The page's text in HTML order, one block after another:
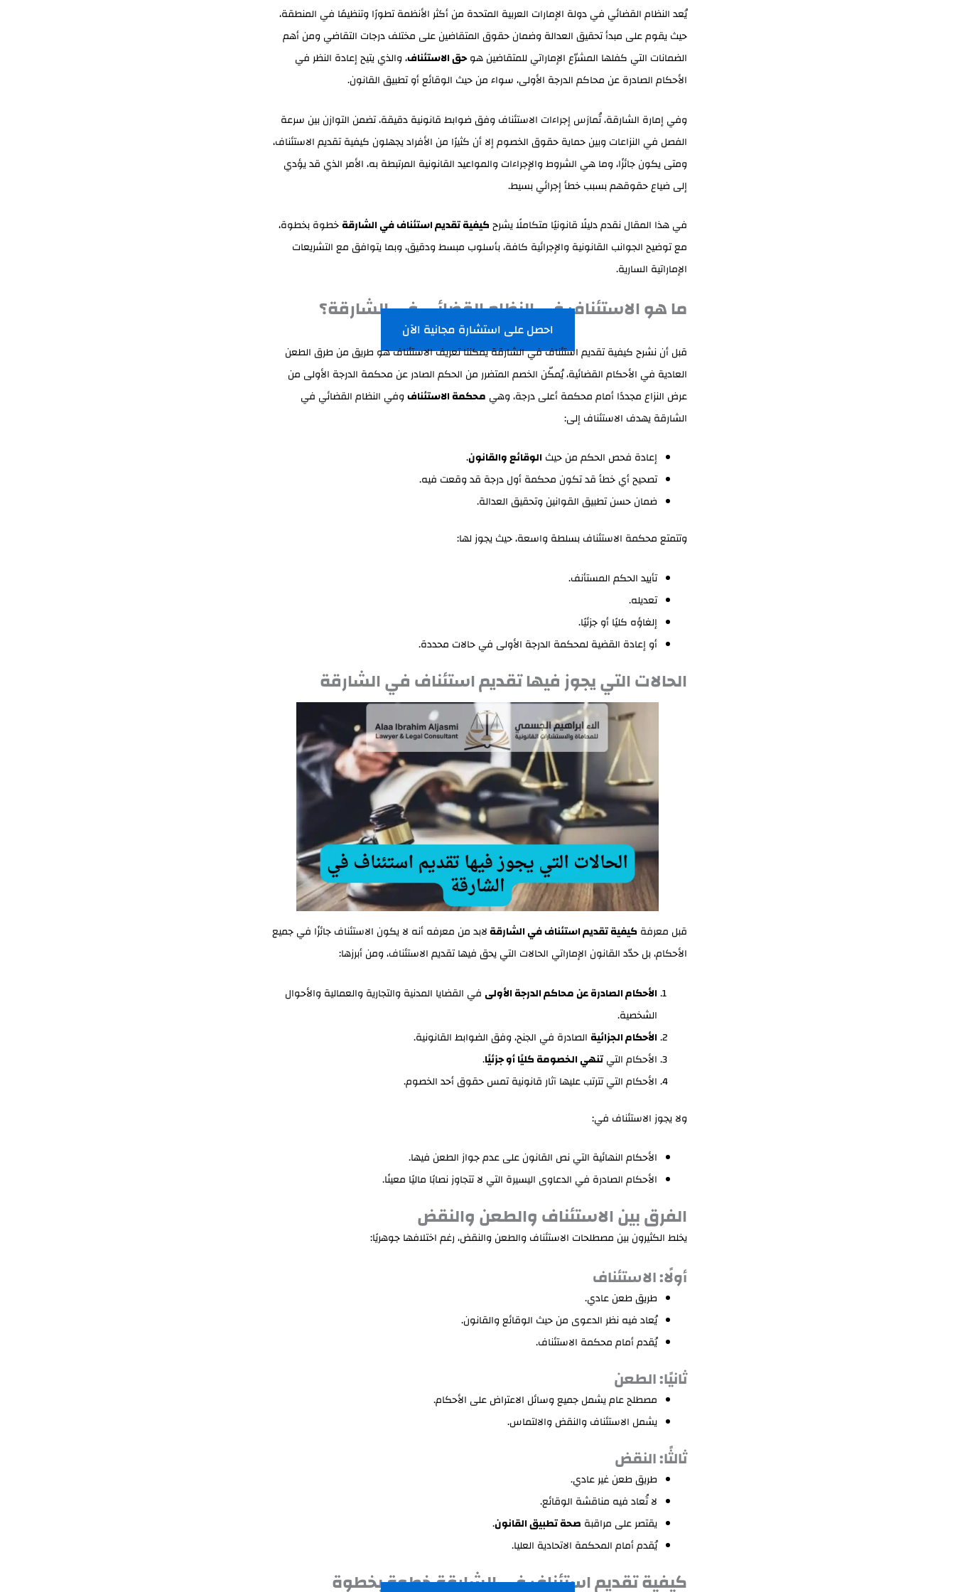
يُعد النظام القضائي في دولة الإمارات العربية المتحدة من أكثر الأنظمة تطورًا وتنظيمًا في المنطقة،
حيث يقوم على مبدأ تحقيق العدالة وضمان حقوق المتقاضين على مختلف درجات التقاضي ومن أهم
الضمانات التي كفلها المشرّع الإماراتي للمتقاضين هوحق الاستئناف، والذي يتيح إعادة النظر في
الأحكام الصادرة عن محاكم الدرجة الأولى، سواء من حيث الوقائع أو تطبيق القانون.
وفي إمارة الشارقة، تُمارَس إجراءات الاستئناف وفق ضوابط قانونية دقيقة، تضمن التوازن بين سرعة
الفصل في النزاعات وبين حماية حقوق الخصوم إلا أن كثيرًا من الأفراد يجهلون كيفية تقديم الاستئناف،
ومتى يكون جائزًا، وما هي الشروط والإجراءات والمواعيد القانونية المرتبطة به، الأمر الذي قد يؤدي
إلى ضياع حقوقهم بسبب خطأ إجرائي بسيط.
في هذا المقال نقدم دليلًا قانونيًا متكاملًا يشرحكيفية تقديم استئناف في الشارقةخطوة بخطوة،
مع توضيح الجوانب القانونية والإجرائية كافة، بأسلوب مبسط ودقيق، وبما يتوافق مع التشريعات
الإماراتية السارية.
ما هو الاستئناف في النظام القضائي في الشارقة؟
احصل على استشارة مجانية الآن
قبل أن نشرح كيفية تقديم استئناف في الشارقة يمكننا تعريف الاستئناف هو طريق من طرق الطعن
العادية في الأحكام القضائية، يُمكّن الخصم المتضرر من الحكم الصادر عن محكمة الدرجة الأولى من
عرض النزاع مجددًا أمام محكمة أعلى درجة، وهي محكمة الاستئنافوفي النظام القضائي في
الشارقة يهدف الاستئناف إلى:
إعادة فحص الحكم من حيث الوقائع والقانون.
تصحيح أي خطأ قد تكون محكمة أول درجة قد وقعت فيه.
ضمان حسن تطبيق القوانين وتحقيق العدالة.
وتتمتع محكمة الاستئناف بسلطة واسعة، حيث يجوز لها:
تأييد الحكم المستأنف.
تعديله.
إلغاؤه كليًا أو جزئيًا.
أو إعادة القضية لمحكمة الدرجة الأولى في حالات محددة.
الحالات التي يجوز فيها تقديم استئناف في الشارقة
قبل معرفة كيفية تقديم استئناف في الشارقةلابد من معرفه أنه لا يكون الاستئناف جائزًا في جميع
الأحكام، بل حدّد القانون الإماراتي الحالات التي يحق فيها تقديم الاستئناف، ومن أبرزها:
الأحكام الصادرة عن محاكم الدرجة الأولىفي القضايا المدنية والتجارية والعمالية والأحوال
الشخصية.
الأحكام الجزائية الصادرة في الجنح، وفق الضوابط القانونية.
الأحكام التيتنهي الخصومة كليًا أو جزئيًا.
الأحكام التي تترتب عليها آثار قانونية تمس حقوق أحد الخصوم.
ولا يجوز الاستئناف في:
الأحكام النهائية التي نص القانون على عدم جواز الطعن فيها.
الأحكام الصادرة في الدعاوى اليسيرة التي لا تتجاوز نصابًا ماليًا معينًا.
الفرق بين الاستئناف والطعن والنقض
يخلط الكثيرون بين مصطلحات الاستئناف والطعن والنقض، رغم اختلافها جوهريًا:
أولًا: الاستئناف
طريق طعن عادي.
يُعاد فيه نظر الدعوى من حيث الوقائع والقانون.
يُقدم أمام محكمة الاستئناف.
ثانيًا: الطعن
مصطلح عام يشمل جميع وسائل الاعتراض على الأحكام.
يشمل الاستئناف والنقض والالتماس.
ثالثًا: النقض
طريق طعن غير عادي.
لا تُعاد فيه مناقشة الوقائع.
يقتصر على مراقبة صحة تطبيق القانون.
يُقدم أمام المحكمة الاتحادية العليا.
كيفية تقديم استئناف في الشارقة خطوة بخطوة